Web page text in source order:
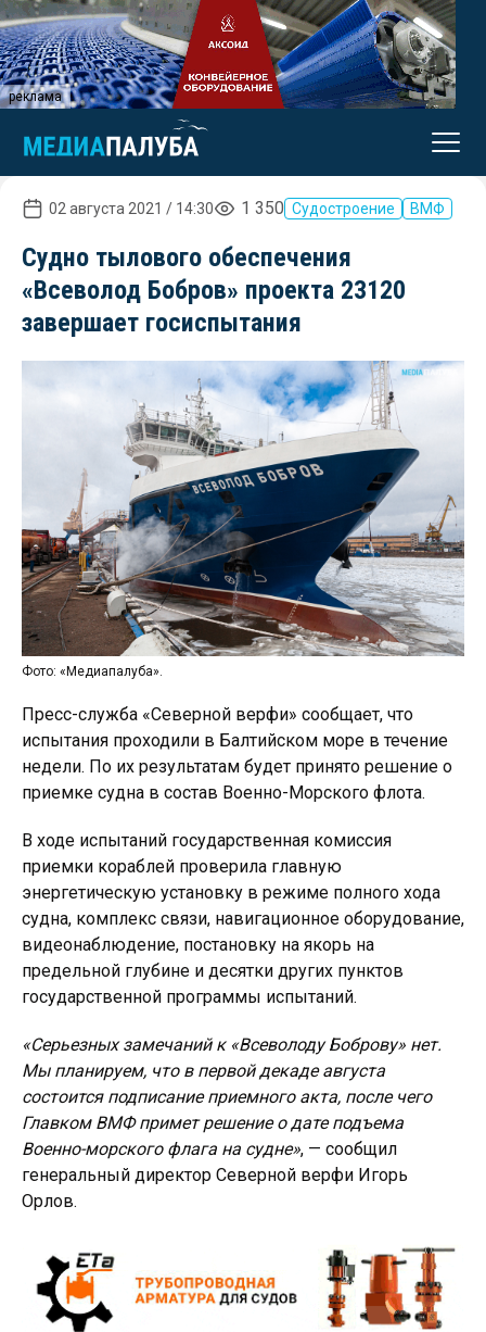
реклама
02 августа 2021 / 14:30 1 350 Судостроение ВМФ
Судно тылового обеспечения
«Всеволод Бобров» проекта 23120
завершает госиспытания
Фото: «Медиапалуба».
Пресс-служба «Северной верфи» сообщает, что
испытания проходили в Балтийском море в течение
недели. По их результатам будет принято решение о
приемке судна в состав Военно-Морского флота.
В ходе испытаний государственная комиссия
приемки кораблей проверила главную
энергетическую установку в режиме полного хода
судна, комплекс связи, навигационное оборудование,
видеонаблюдение, постановку на якорь на
предельной глубине и десятки других пунктов
государственной программы испытаний.
«Серьезных замечаний к «Всеволоду Боброву» нет.
Мы планируем, что в первой декаде августа
состоится подписание приемного акта, после чего
Главком ВМФ примет решение о дате подъема
Военно-морского флага на судне», — сообщил
генеральный директор Северной верфи Игорь
Орлов.